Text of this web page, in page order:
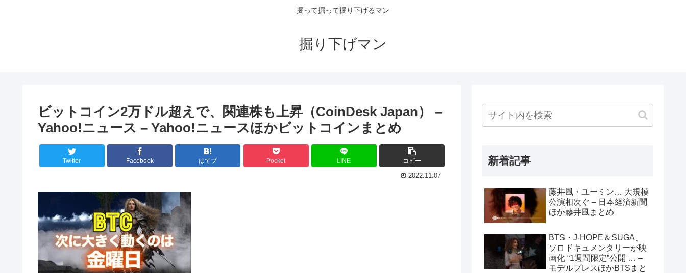
掘って掘って掘り下げるマン
掘り下げマン
ビットコイン2万ドル超えで、関連株も上昇（CoinDesk Japan） –
Yahoo!ニュース – Yahoo!ニュースほかビットコインまとめ
Twitter Facebook はてブ Pocket LINE コピー
2022.11.07
新着記事
藤井風・ユーミン… 大規模
公演相次ぐ – 日本経済新聞
ほか藤井風まとめ
BTS・J-HOPE＆SUGA、
ソロドキュメンタリーが映
画化 “1週間限定”公開 … –
モデルプレスほかBTSまと